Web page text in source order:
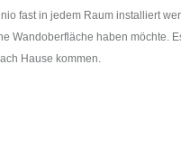
fast in jedem Raum installiert
Wandoberfläche haben möchte.
Hause kommen.